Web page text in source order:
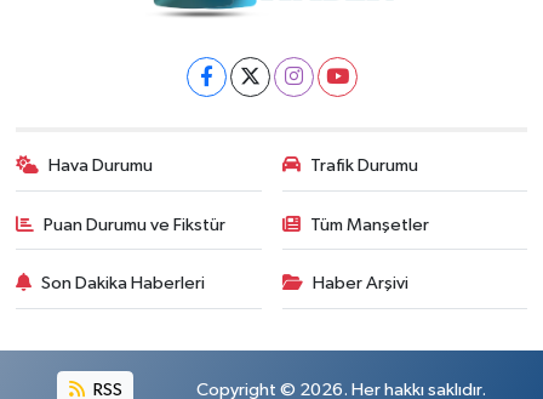
Hava Durumu Trafik Durumu
Puan Durumu ve Fikstür Tüm Manşetler
Son Dakika Haberleri Haber Arşivi
RSS Copyright © 2026. Her hakkı saklıdır.